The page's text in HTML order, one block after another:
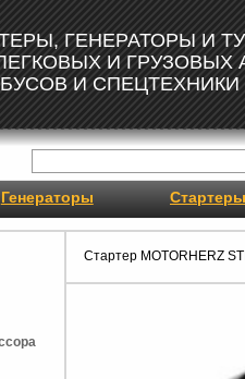
ГЕНЕРАТОРЫ И
И ГРУЗОВЫХ
И СПЕЦТЕХНИКИ
Генераторы Стартеры
Стартер MOTORHERZ